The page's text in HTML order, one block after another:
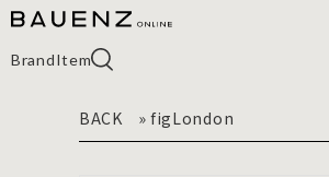
BrandItem
BACK » figLondon